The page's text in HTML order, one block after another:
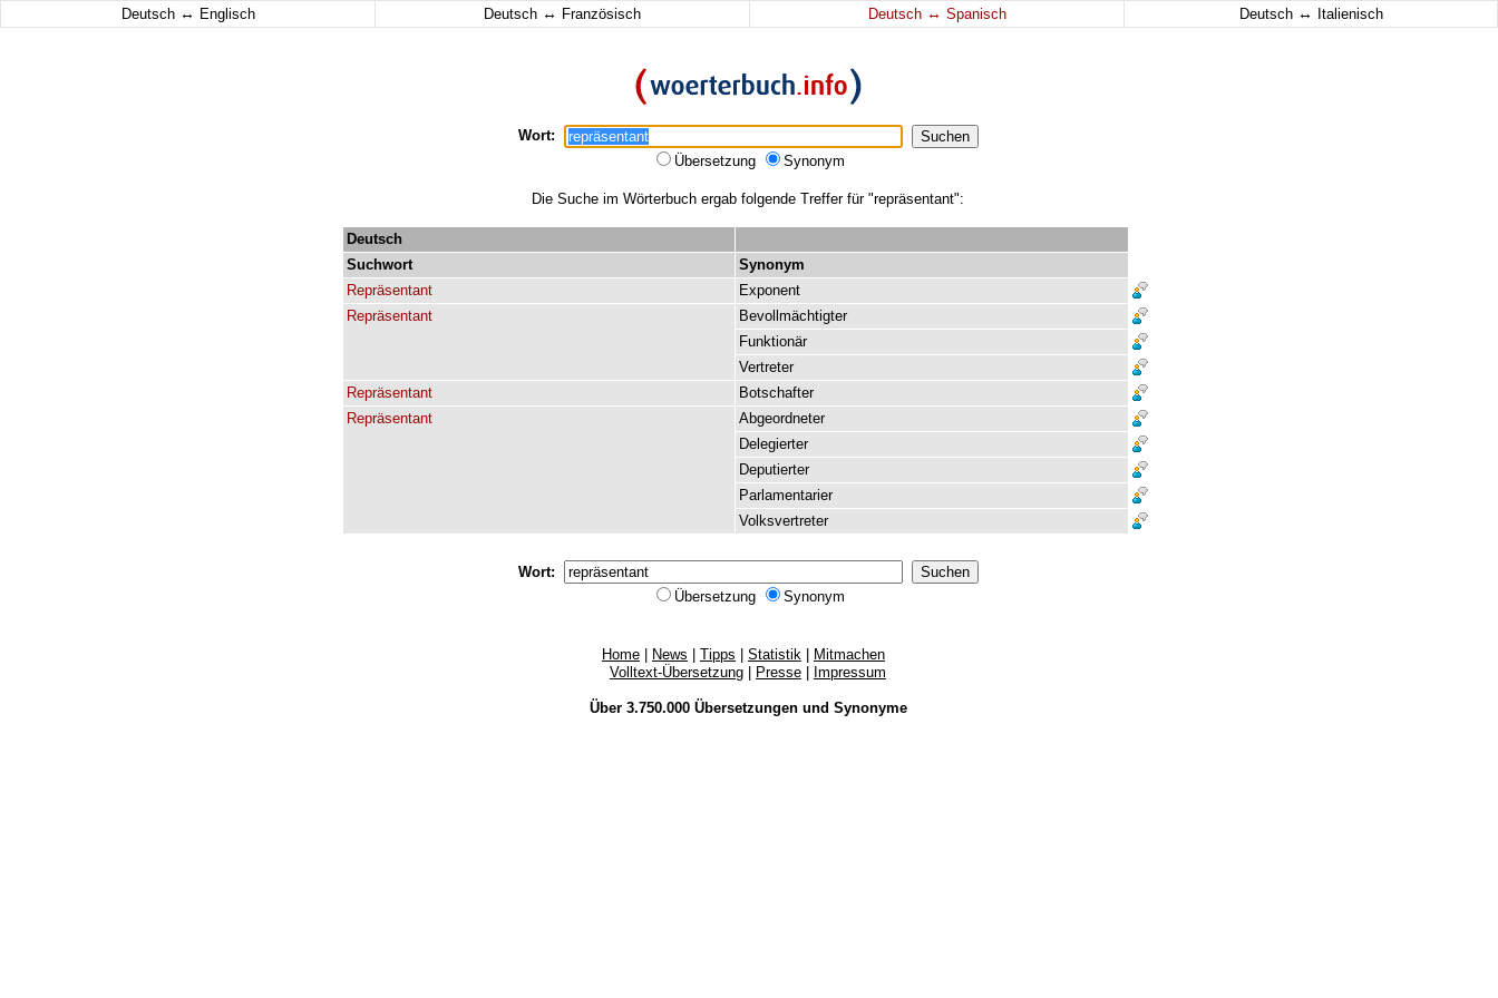
Deutsch ↔ Englisch Deutsch ↔ Französisch Deutsch ↔ Spanisch Deutsch ↔ Italienisch
Wort:
Übersetzung
Synonym
Die Suche im Wörterbuch ergab folgende Treffer für "repräsentant":
Deutsch
Suchwort
Synonym
Repräsentant
Exponent
Repräsentant
Bevollmächtigter
Funktionär
Vertreter
Repräsentant
Botschafter
Repräsentant
Abgeordneter
Delegierter
Deputierter
Parlamentarier
Volksvertreter
Wort:
Übersetzung
Synonym
Home News Tipps Statistik
Mitmachen
Volltext-Übersetzung
Presse Impressum
Über 3.750.000 Übersetzungenund Synonyme